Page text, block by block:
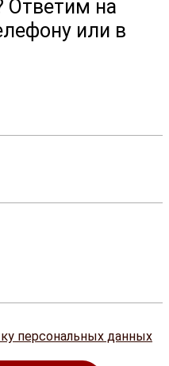
Ответим на
или в
персональных данных